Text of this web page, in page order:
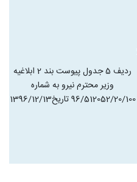
ردیف 5 جدول پیوست بند 2 ابلاغیه
وزیر محترم نیرو به شماره
96/512052/20/100 تاریخ1396/12/13